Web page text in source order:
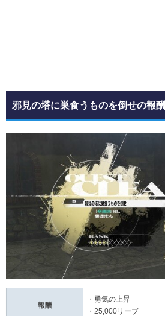
邪見の塔に巣食うものを倒せの報酬
報酬
・勇気の上昇
・25,000リーブ